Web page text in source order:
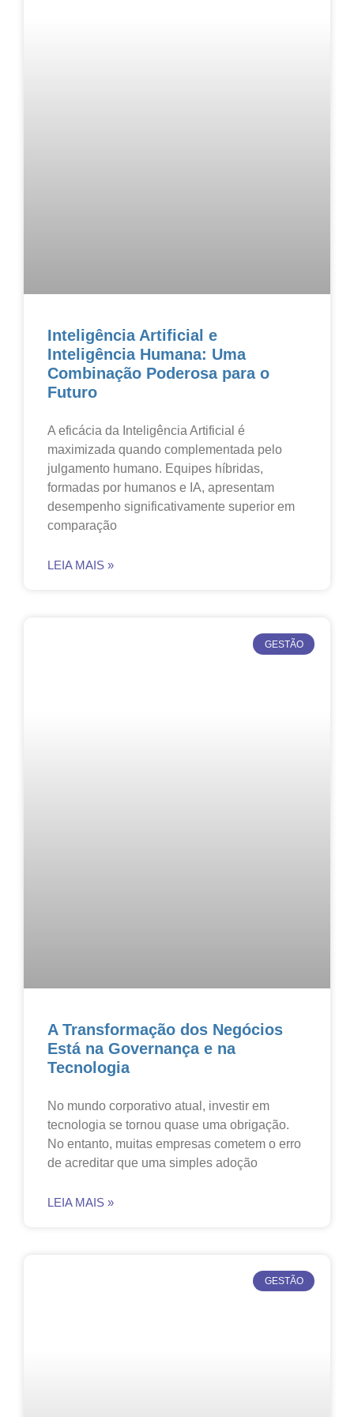
Inteligência Artificial e
Inteligência Humana: Uma
Combinação Poderosa para o
Futuro
A eficácia da Inteligência Artificial é
maximizada quando complementada pelo
julgamento humano. Equipes híbridas,
formadas por humanos e IA, apresentam
desempenho significativamente superior em
comparação
LEIA MAIS »
GESTÃO
A Transformação dos Negócios
Está na Governança e na
Tecnologia
No mundo corporativo atual, investir em
tecnologia se tornou quase uma obrigação.
No entanto, muitas empresas cometem o erro
de acreditar que uma simples adoção
LEIA MAIS »
GESTÃO